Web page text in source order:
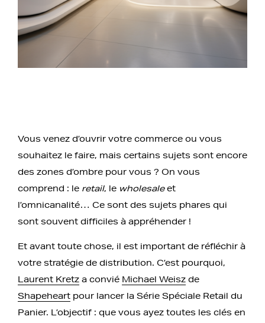
Vous venez d’ouvrir votre commerce ou vous
souhaitez le faire, mais certains sujets sont encore
des zones d’ombre pour vous ? On vous
comprend : le retail, le wholesaleet
l’omnicanalité… Ce sont des sujets phares qui
sont souvent difficiles à appréhender !
Et avant toute chose, il est important de réfléchir à
votre stratégie de distribution. C’est pourquoi,
Laurent Kretz a convié Michael Weisz de
Shapeheart pour lancer la Série Spéciale Retail du
Panier. L’objectif : que vous ayez toutes les clés en